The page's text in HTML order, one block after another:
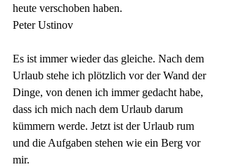
heute verschoben haben.
Peter Ustinov
Es ist immer wieder das gleiche. Nach dem
Urlaub stehe ich plötzlich vor der Wand der
Dinge, von denen ich immer gedacht habe,
dass ich mich nach dem Urlaub darum
kümmern werde. Jetzt ist der Urlaub rum
und die Aufgaben stehen wie ein Berg vor
mir.